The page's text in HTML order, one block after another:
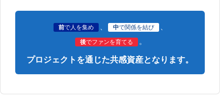
前で人を集め 、 中で関係を結び 、
後でファンを育てる 。
プロジェクトを通じた共感資産となります。